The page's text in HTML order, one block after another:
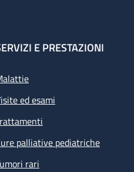
E PRESTAZIONI
ed esami
palliative pediatriche
rari